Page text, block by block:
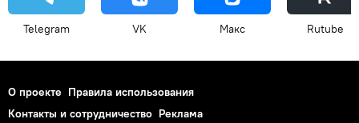
Telegram VK Макс Rutube
О проекте Правила использования
Контакты и сотрудничество Реклама